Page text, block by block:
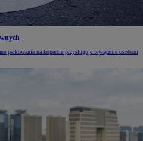
parkowanie na kopercie przysługuje wyłącznie osobom